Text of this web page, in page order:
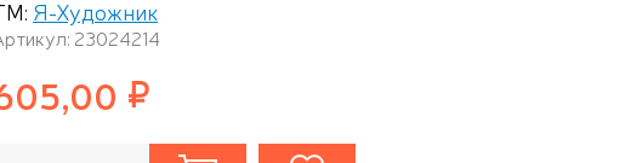
Я-Художник
23024214